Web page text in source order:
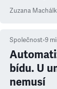
Zuzana
Společnost•9
bídu. U
nemusí